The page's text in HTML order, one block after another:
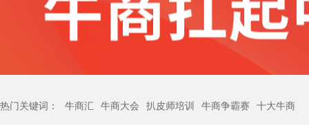
热门关键词： 牛商汇 牛商大会 扒皮师培训 牛商争霸赛 十大牛商